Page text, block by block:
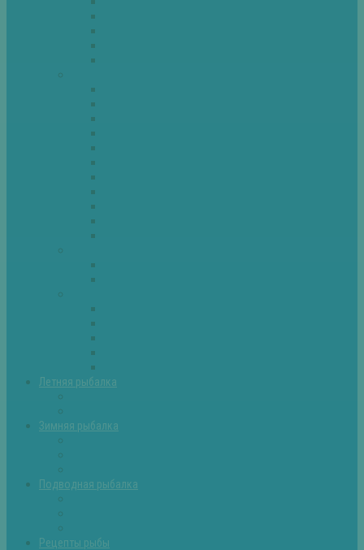
Летняя рыбалка
Зимняя рыбалка
Подводная рыбалка
Рецепты рыбы